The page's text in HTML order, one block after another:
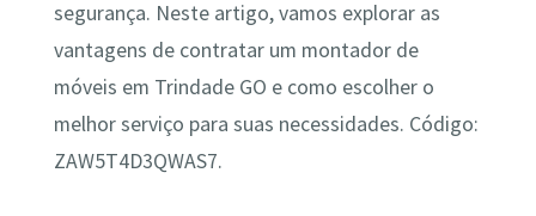
segurança. Neste artigo, vamos explorar as
vantagens de contratar um montador de
móveis em Trindade GO e como escolher o
melhor serviço para suas necessidades. Código:
ZAW5T4D3QWAS7.